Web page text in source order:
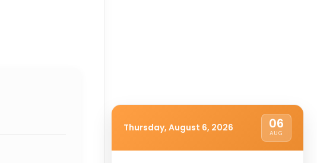
Thursday, August 6, 2026 06
AUG